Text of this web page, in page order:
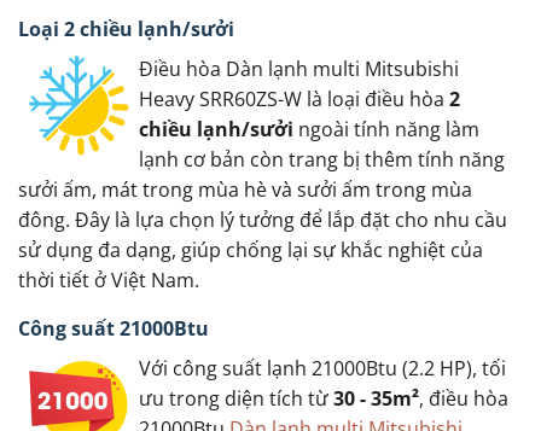
Loại 2 chiều lạnh/sưởi
Điều hòa Dàn lạnh multi Mitsubishi
Heavy SRR60ZS-W là loại điều hòa 2
chiều lạnh/sưởi ngoài tính năng làm
lạnh cơ bản còn trang bị thêm tính năng
sưởi ấm, mát trong mùa hè và sưởi ấm trong mùa
đông. Đây là lựa chọn lý tưởng để lắp đặt cho nhu cầu
sử dụng đa dạng, giúp chống lại sự khắc nghiệt của
thời tiết ở Việt Nam.
Công suất 21000Btu
Với công suất lạnh 21000Btu (2.2 HP), tối
ưu trong diện tích từ30 - 35m², điều hòa